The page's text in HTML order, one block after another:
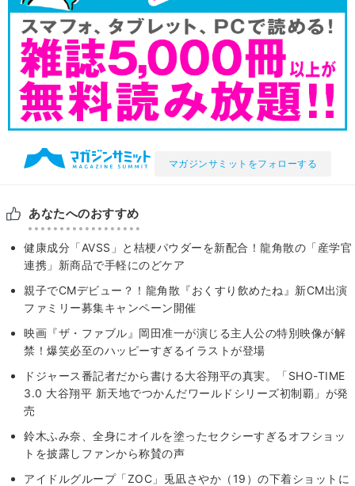
マガジンサミットをフォローする
あなたへのおすすめ
健康成分「AVSS」と桔梗パウダーを新配合！龍角散の「産学官
連携」新商品で手軽にのどケア
親子でCMデビュー？！龍角散『おくすり飲めたね』新CM出演
ファミリー募集キャンペーン開催
映画『ザ・ファブル』岡田准一が演じる主人公の特別映像が解
禁！爆笑必至のハッピーすぎるイラストが登場
ドジャース番記者だから書ける大谷翔平の真実。「SHO-TIME
3.0 大谷翔平 新天地でつかんだワールドシリーズ初制覇」が発
売
鈴木ふみ奈、全身にオイルを塗ったセクシーすぎるオフショッ
トを披露しファンから称賛の声
アイドルグループ「ZOC」兎凪さやか（19）の下着ショットに